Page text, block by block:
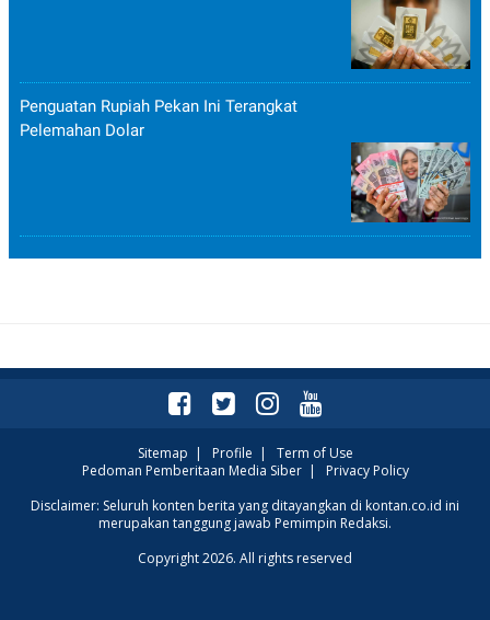
Penguatan Rupiah Pekan Ini Terangkat
Pelemahan Dolar
Sitemap | Profile | Term of Use
Pedoman Pemberitaan Media Siber| Privacy Policy
Disclaimer: Seluruh konten berita yang ditayangkan di kontan.co.id ini
merupakan tanggung jawab Pemimpin Redaksi.
Copyright 2026. All rights reserved